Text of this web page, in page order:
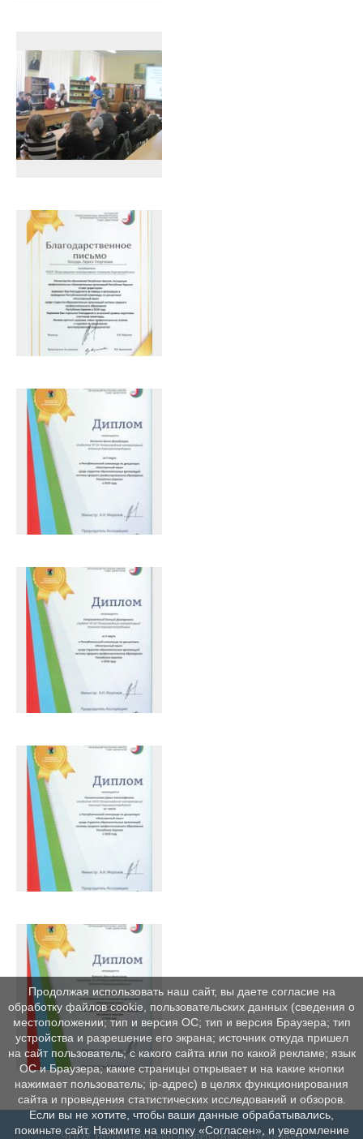
ЧПОУ Петрозаводский кооперативный техникум
Продолжая использовать наш сайт, вы даете согласие на
обработку файлов cookie, пользовательских данных (сведения о
местоположении; тип и версия ОС; тип и версия Браузера; тип
устройства и разрешение его экрана; источник откуда пришел
на сайт пользователь; с какого сайта или по какой рекламе; язык
ОС и Браузера; какие страницы открывает и на какие кнопки
нажимает пользователь; ip-адрес) в целях функционирования
сайта и проведения статистических исследований и обзоров.
Если вы не хотите, чтобы ваши данные обрабатывались,
покиньте сайт. Нажмите на кнопку «Согласен», и уведомление